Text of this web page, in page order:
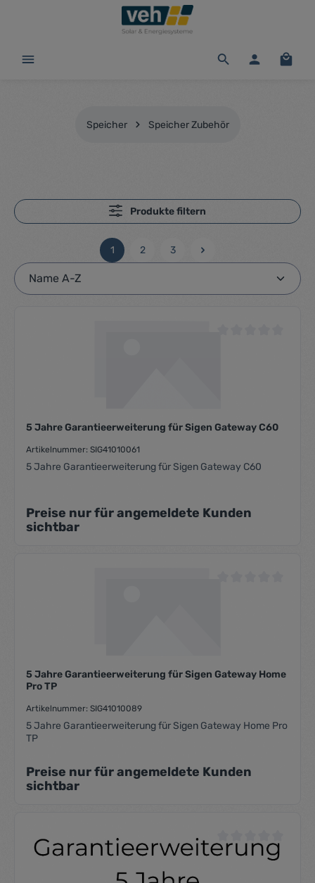
Speicher Speicher Zubehör
Produkte filtern
Seite
1
Seite
2
Seite
3
5 Jahre Garantieerweiterung für Sigen Gateway C60
Artikelnummer: SIG41010061
5 Jahre Garantieerweiterung für Sigen Gateway C60
Preise nur für angemeldete Kunden
sichtbar
5 Jahre Garantieerweiterung für Sigen Gateway Home
Pro TP
Artikelnummer: SIG41010089
5 Jahre Garantieerweiterung für Sigen Gateway Home Pro
TP
Preise nur für angemeldete Kunden
sichtbar
Durchschnittliche